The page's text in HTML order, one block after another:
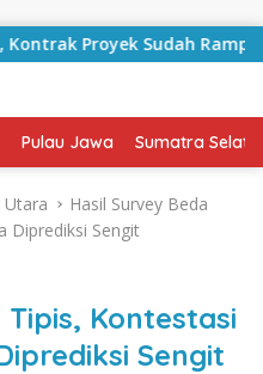
Sudah Rampung
Pulau Jawa Sumatra
Utara
Hasil Survey Beda
Diprediksi Sengit
Kontestasi
Sengit